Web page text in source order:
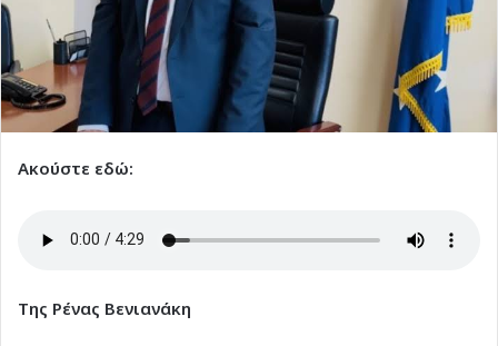
Ακούστε εδώ:
Της Ρένας Βενιανάκη